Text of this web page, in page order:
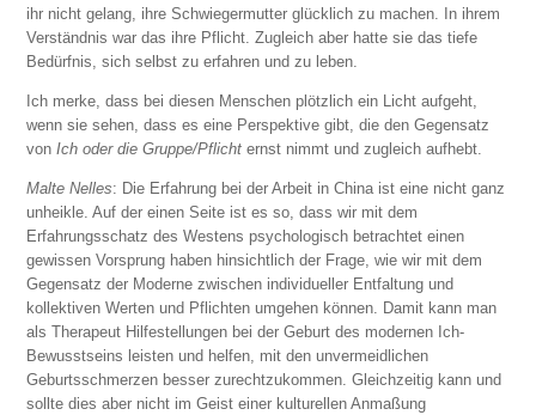
ihr nicht gelang, ihre Schwiegermutter glücklich zu machen. In ihrem
Verständnis war das ihre Pflicht. Zugleich aber hatte sie das tiefe
Bedürfnis, sich selbst zu erfahren und zu leben.
Ich merke, dass bei diesen Menschen plötzlich ein Licht aufgeht,
wenn sie sehen, dass es eine Perspektive gibt, die den Gegensatz
vonIch oder die Gruppe/Pflichternst nimmt und zugleich aufhebt.
Malte Nelles: Die Erfahrung bei der Arbeit in China ist eine nicht ganz
unheikle. Auf der einen Seite ist es so, dass wir mit dem
Erfahrungsschatz des Westens psychologisch betrachtet einen
gewissen Vorsprung haben hinsichtlich der Frage, wie wir mit dem
Gegensatz der Moderne zwischen individueller Entfaltung und
kollektiven Werten und Pflichten umgehen können. Damit kann man
als Therapeut Hilfestellungen bei der Geburt des modernen Ich-
Bewusstseins leisten und helfen, mit den unvermeidlichen
Geburtsschmerzen besser zurechtzukommen. Gleichzeitig kann und
sollte dies aber nicht im Geist einer kulturellen Anmaßung